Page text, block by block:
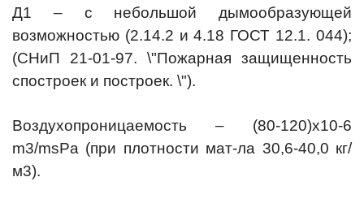
Д1 – с небольшой дымообразующей
возможностью (2.14.2 и 4.18 ГОСТ 12.1. 044);
(СНиП 21-01-97. \"Пожарная защищенность
спостроек и построек. \").
Воздухопроницаемость – (80-120)х10-6
m3/msPa (при плотности мат-ла 30,6-40,0 кг/
м3).